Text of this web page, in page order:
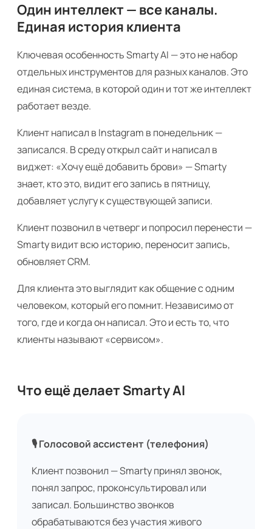
Один интеллект — все каналы.
Единая история клиента
Ключевая особенность Smarty AI — это не набор
отдельных инструментов для разных каналов. Это
единая система, в которой один и тот же интеллект
работает везде.
Клиент написал в Instagram в понедельник —
записался. В среду открыл сайт и написал в
виджет: «Хочу ещё добавить брови» — Smarty
знает, кто это, видит его запись в пятницу,
добавляет услугу к существующей записи.
Клиент позвонил в четверг и попросил перенести —
Smarty видит всю историю, переносит запись,
обновляет CRM.
Для клиента это выглядит как общение с одним
человеком, который его помнит. Независимо от
того, где и когда он написал. Это и есть то, что
клиенты называют «сервисом».
Что ещё делает Smarty AI
🎙 Голосовой ассистент (телефония)
Клиент позвонил — Smarty принял звонок,
понял запрос, проконсультировал или
записал. Большинство звонков
обрабатываются без участия живого